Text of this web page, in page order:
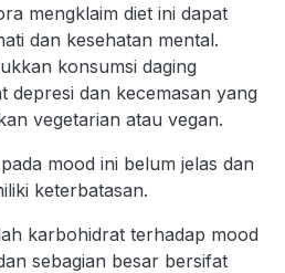
mengklaim diet ini dapat
dan kesehatan mental.
konsumsi daging
depresi dan kecemasan yang
vegetarian atau vegan.
mood ini belum jelas dan
keterbatasan.
karbohidrat terhadap mood
sebagian besar bersifat